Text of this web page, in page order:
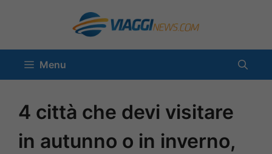
contenuto
Menu
4 città che devi visitare
in autunno o in inverno,